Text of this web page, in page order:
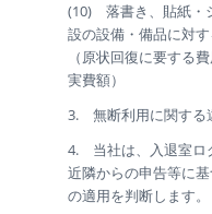
(10) 落書き、貼紙・
設の設備・備品に対
（原状回復に要する
実費額）
3. 無断利用に関する
4. 当社は、入退室ロ
近隣からの申告等に
の適用を判断します。